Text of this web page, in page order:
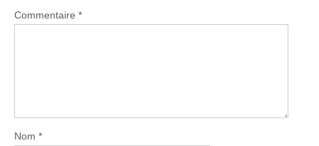
Commentaire *
Nom *